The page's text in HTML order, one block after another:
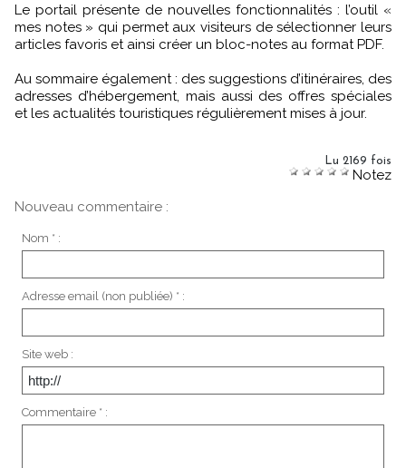
Le portail présente de nouvelles fonctionnalités : l’outil «
mes notes » qui permet aux visiteurs de sélectionner leurs
articles favoris et ainsi créer un bloc-notes au format PDF.
Au sommaire également : des suggestions d’itinéraires, des
adresses d’hébergement, mais aussi des offres spéciales
et les actualités touristiques régulièrement mises à jour.
Lu 2169 fois
Notez
Nouveau commentaire :
Nom * :
Adresse email (non publiée) * :
Site web :
Commentaire * :